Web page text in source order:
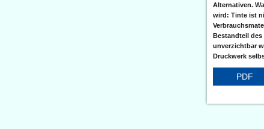
Alternativen.
wird: Tinte ist
Bestandteil
unverzichtbar
Druckwerk
PDF